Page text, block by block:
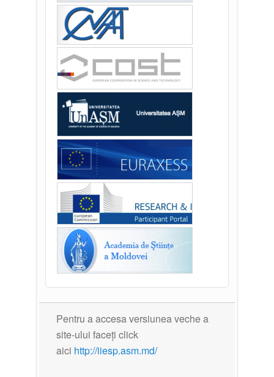
Pentru a accesa versiunea veche a
site-ului faceți click
aici http://iiesp.asm.md/